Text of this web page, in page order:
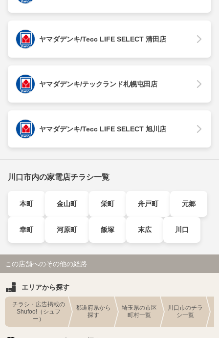
ヤマダデンキ/Tecc LIFE SELECT 清田店
ヤマダデンキ/テックランド札幌屯田店
ヤマダデンキ/Tecc LIFE SELECT 旭川店
川口市内の家電店チラシ一覧
本町 金山町 栄町 舟戸町 元郷
幸町 河原町 飯塚 末広 川口
この店舗へのその他の経路
エリアから探す
チラシ・広告掲載の
Shufoo!（シュフ
ー）
都道府県から
探す
埼玉県の市区
町村一覧
川口市のチラ
シ一覧